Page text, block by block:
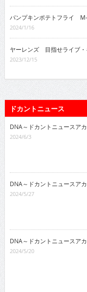
パンプキンポテトフライ M-
2024/1/16
ヤーレンズ 目指せライブ・
2023/12/15
ドカントニュース
DNA～ドカントニュースア
2024/6/3
DNA～ドカントニュースア
2024/5/27
DNA～ドカントニュースア
2024/5/20